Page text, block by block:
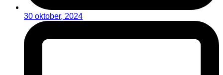
30 oktober, 2024